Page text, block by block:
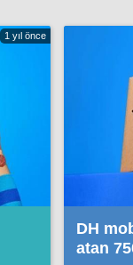
1 yıl önce
DH
atan